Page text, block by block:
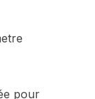
pour